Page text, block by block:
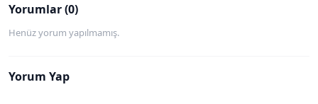
Yorumlar (0)
Henüz yorum yapılmamış.
Yorum Yap